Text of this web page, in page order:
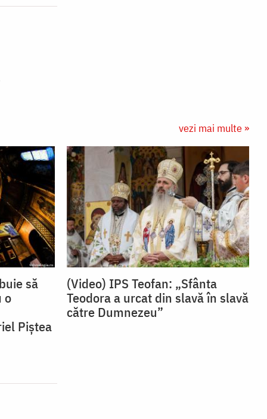
vezi mai multe »
să
o
Piștea
(Video) IPS Teofan: „Sfânta
Teodora a urcat din slavă în slavă
către Dumnezeu”